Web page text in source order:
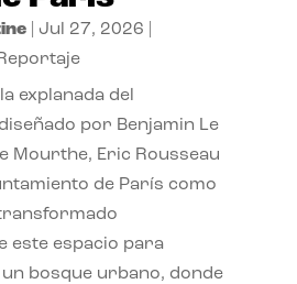
| Jul 27, 2026
explanada del
por Benjamin Le
Mourthe, Eric Rousseau
de París como
este espacio para
bosque urbano, donde